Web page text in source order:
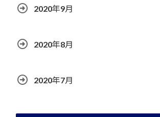
2020年9月
2020年8月
2020年7月